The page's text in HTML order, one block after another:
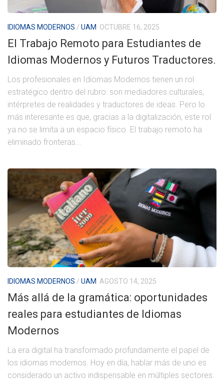
IDIOMAS MODERNOS / UAM OCTUBRE 16, 2025
El Trabajo Remoto para Estudiantes de
Idiomas Modernos y Futuros Traductores.
Los profesionales en Idiomas Modernos tienen un rol
estratégico dentro del rubro: son mediadores culturales,
intérpretes de realidades y traductores de ideas. Pero lo
más interesante es que, gracias a la digitalización, este rol
ya no se limita a un espacio físico. El trabajo remoto ha
eliminado fronteras...
IDIOMAS MODERNOS / UAM AGOSTO 14, 2025
Más allá de la gramática: oportunidades
reales para estudiantes de Idiomas
Modernos
La era digital ha transformado profundamente el papel de
los idiomas modernos. Hoy en día, hablar más de uno es
considerado un activo indispensable en múltiples sectores: